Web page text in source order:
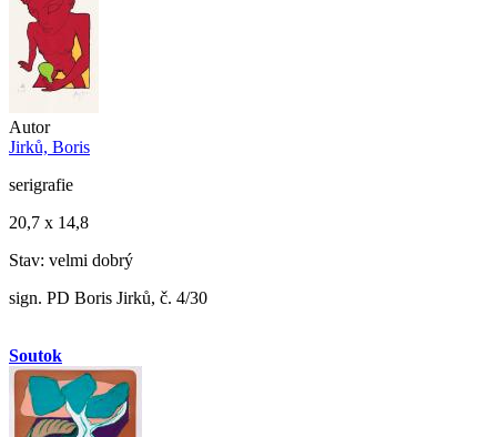
Autor
Jirků, Boris
serigrafie
20,7 x 14,8
Stav: velmi dobrý
sign. PD Boris Jirků, č. 4/30
Soutok